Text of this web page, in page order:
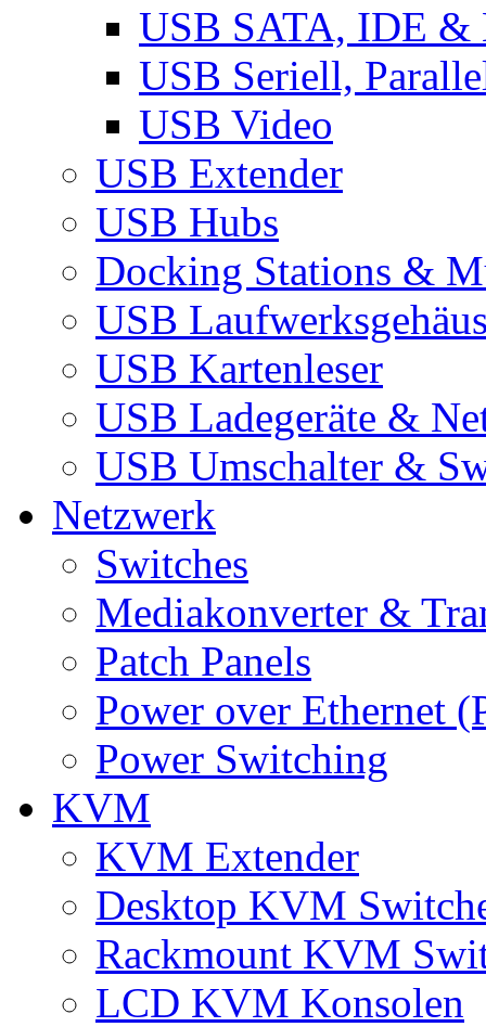
USB SATA, IDE &
USB Seriell,
USB Video
USB Extender
USB Hubs
Docking Stations &
USB
USB Kartenleser
USB Ladegeräte &
USB Umschalter &
Netzwerk
Switches
Mediakonverter &
Patch Panels
Power over Ethernet
Power Switching
KVM
KVM Extender
Desktop KVM
Rackmount KVM
LCD KVM Konsolen